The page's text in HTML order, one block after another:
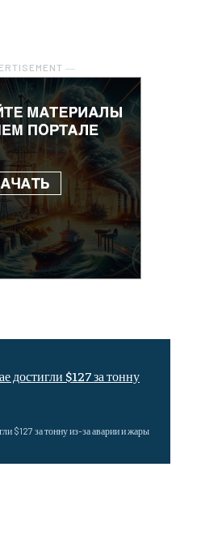
―
достигли $127 за тонну
$127 за тонну из-за аварии и жары